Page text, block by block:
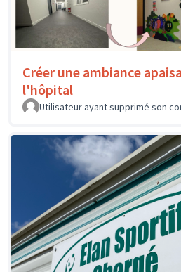
Créer une ambiance
l'hôpital
Utilisateur ayant supprimé son